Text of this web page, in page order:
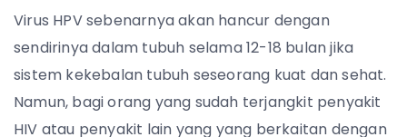
Virus HPV sebenarnya akan hancur dengan
sendirinya dalam tubuh selama 12-18 bulan jika
sistem kekebalan tubuh seseorang kuat dan sehat.
Namun, bagi orang yang sudah terjangkit penyakit
HIV atau penyakit lain yang yang berkaitan dengan